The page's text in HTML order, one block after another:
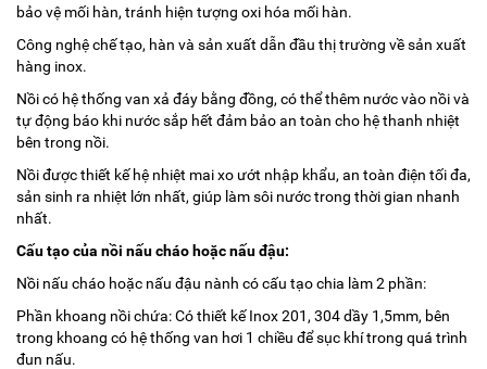
bảo vệ mối hàn, tránh hiện tượng oxi hóa mối hàn.
Công nghệ chế tạo, hàn và sản xuất dẫn đầu thị trường về sản xuất
hàng inox.
Nồi có hệ thống van xả đáy bằng đồng, có thể thêm nước vào nồi và
tự động báo khi nước sắp hết đảm bảo an toàn cho hệ thanh nhiệt
bên trong nồi.
Nồi được thiết kế hệ nhiệt mai xo ướt nhập khẩu, an toàn điện tối đa,
sản sinh ra nhiệt lớn nhất, giúp làm sôi nước trong thời gian nhanh
nhất.
Cấu tạo của nồi nấu cháo hoặc nấu đậu:
Nồi nấu cháo hoặc nấu đậu nành có cấu tạo chia làm 2 phần:
Phần khoang nồi chứa: Có thiết kế Inox 201, 304 dầy 1,5mm, bên
trong khoang có hệ thống van hơi 1 chiều để sục khí trong quá trình
đun nấu.